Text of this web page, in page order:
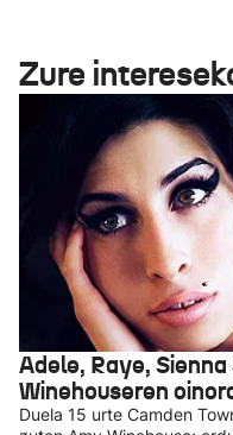
Zure
Adele, Raye,
Winehouseren
Duela 15 urte Camden